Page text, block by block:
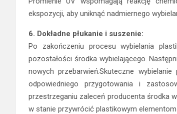
ekspozycji, aby uniknąć nadmiernego
6. Dokładne płukanie i suszenie:
Po zakończeniu procesu wybielania
pozostałości środka wybielającego.
nowych przebarwień.Skuteczne
odpowiedniego przygotowania i
przestrzeganiu zaleceń producenta środka
w stanie przywrócić plastikowym